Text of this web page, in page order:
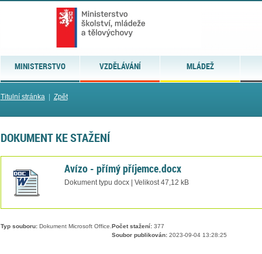
MINISTERSTVO VZDĚLÁVÁNÍ MLÁDEŽ
Titulní stránka| Zpět
DOKUMENT KE STAŽENÍ
Avízo - přímý příjemce.docx
Dokument typu docx | Velikost 47,12 kB
Typ souboru:Dokument Microsoft Office. Počet stažení:377
Soubor publikován:2023-09-04 13:28:25